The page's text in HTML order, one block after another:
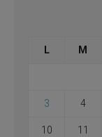
L M
3 4
10 11